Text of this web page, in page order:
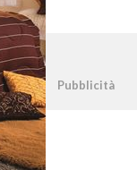
Pubblicità